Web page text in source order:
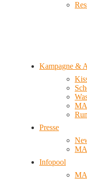
Kampagne &
Presse
Infopool